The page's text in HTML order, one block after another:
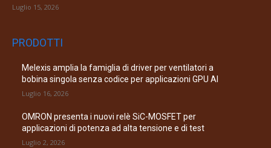
Luglio 15, 2026
PRODOTTI
Melexis amplia la famiglia di driver per ventilatori a
bobina singola senza codice per applicazioni GPU AI
Luglio 16, 2026
OMRON presenta i nuovi relè SiC-MOSFET per
applicazioni di potenza ad alta tensione e di test
Luglio 2, 2026